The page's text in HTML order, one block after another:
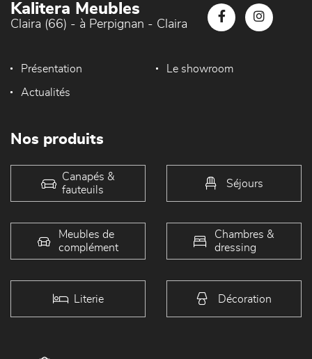
Kalitera Meubles
Claira (66) - à Perpignan - Claira
Présentation Le showroom
Actualités
Nos produits
Canapés &
fauteuils
Séjours
Meubles de
complément
Chambres &
dressing
Literie Décoration